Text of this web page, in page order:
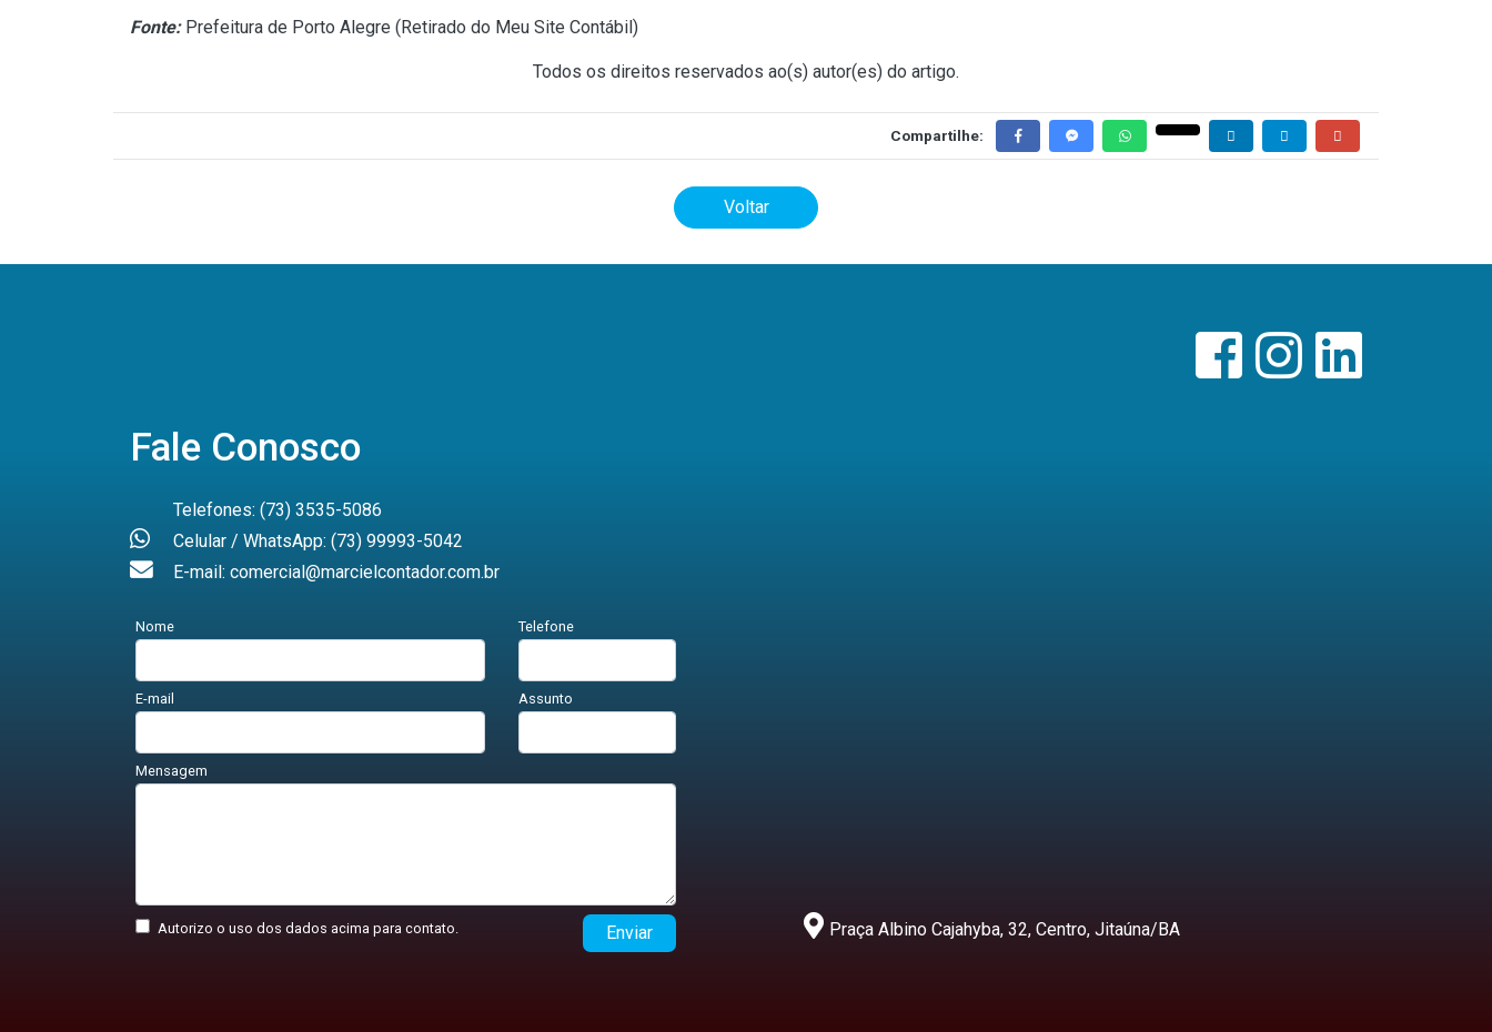
Fonte:Prefeitura de Porto Alegre (Retirado do Meu Site Contábil)
Todos os direitos reservados ao(s) autor(es) do artigo.
Compartilhe:
Voltar
Fale Conosco
Telefones: (73) 3535-5086
Celular / WhatsApp: (73) 99993-5042
E-mail: comercial@marcielcontador.com.br
Nome Telefone
E-mail Assunto
Mensagem
Autorizo o uso dos dados acima para contato. Enviar Praça Albino Cajahyba, 32, Centro, Jitaúna/BA